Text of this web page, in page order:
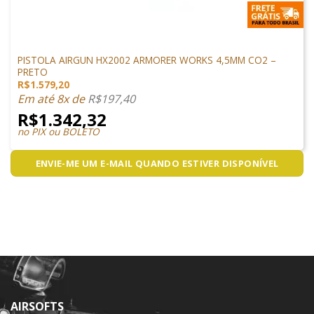
PISTOLA AIRGUN HX2002 ARMORER WORKS 4,5MM CO2 –
PRETO
R$1.579,20
Em até 8x deR$197,40
R$1.342,32
no PIX ou BOLETO
ENVIE-ME UM E-MAIL QUANDO ESTIVER DISPONÍVEL
AIRSOFTS